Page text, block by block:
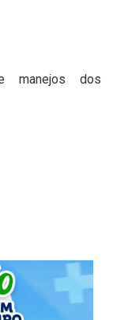
manejos dos